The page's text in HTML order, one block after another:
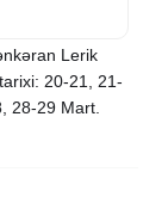
Lerik
20-21, 21-
28-29 Mart.